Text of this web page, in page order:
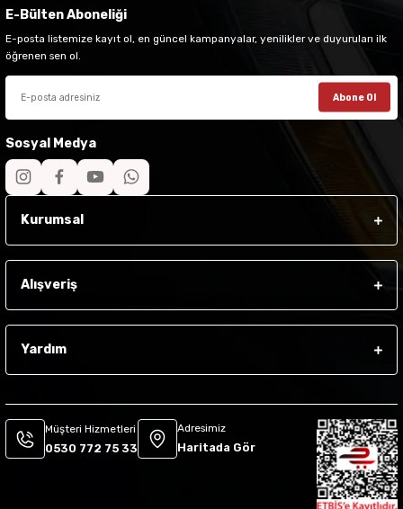
E-Bülten Aboneliği
E-posta listemize kayıt ol, en güncel kampanyalar, yenilikler ve duyuruları ilk
öğrenen sen ol.
Abone Ol
Sosyal Medya
Kurumsal
Alışveriş
Yardım
Müşteri Hizmetleri
0530 772 75 33
Adresimiz
Haritada Gör